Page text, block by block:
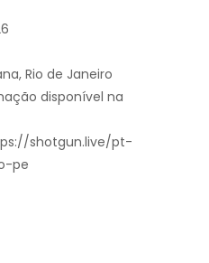
Rio de Janeiro
disponível na
shotgun.live/pt-
pe